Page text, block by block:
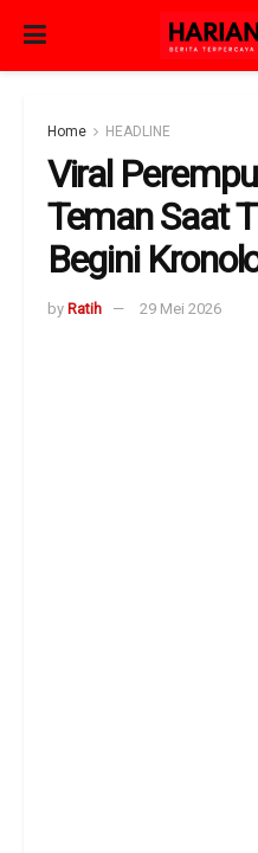
Home HEADLINE
Viral
Teman Saat
Begini
by Ratih 29 Mei 2026